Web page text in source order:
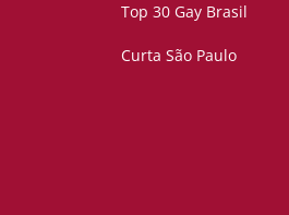
Top 30 Gay Brasil
Curta São Paulo